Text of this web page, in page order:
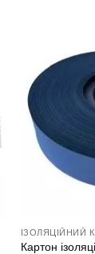
ІЗОЛЯЦІЙНИЙ
Картон